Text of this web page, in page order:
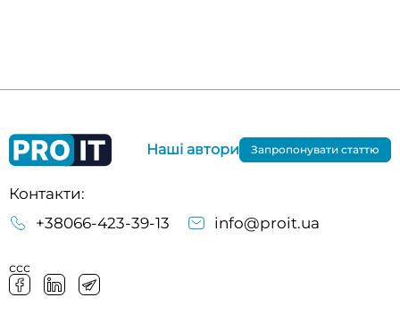
Контакти:
+38066-423-39-13
info@proit.ua
ссс
Наші автори Запропонувати статтю